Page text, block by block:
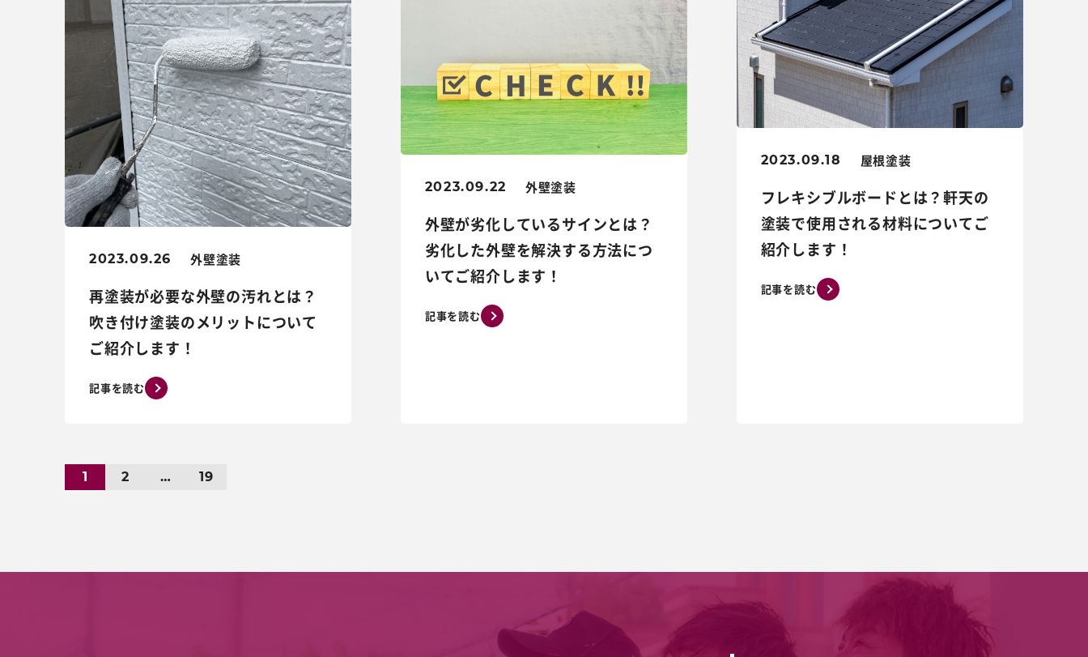
2023.09.26 外壁塗装
再塗装が必要な外壁の汚れとは？
吹き付け塗装のメリットについて
ご紹介します！
記事を読む
2023.09.22 外壁塗装
外壁が劣化しているサインとは？
劣化した外壁を解決する方法につ
いてご紹介します！
記事を読む
2023.09.18 屋根塗装
フレキシブルボードとは？軒天の
塗装で使用される材料についてご
紹介します！
記事を読む
1 2 … 19